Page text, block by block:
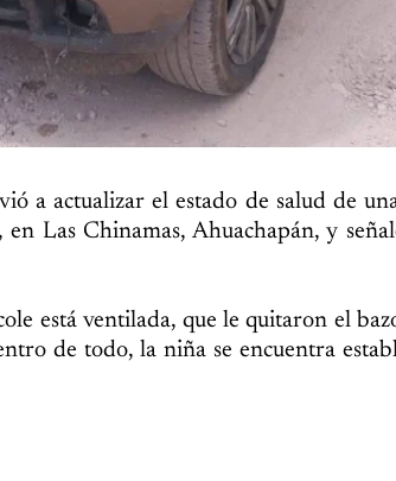
a actualizar el estado de salud de
Las Chinamas, Ahuachapán, y
está ventilada, que le quitaron el
de todo, la niña se encuentra